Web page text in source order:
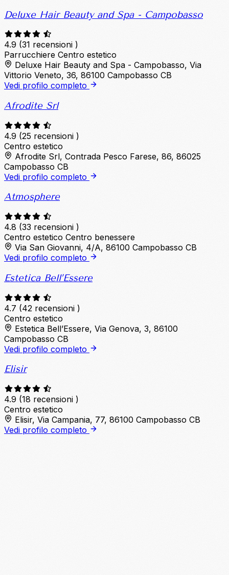
Deluxe Hair Beauty and Spa - Campobasso
4.9 (31 recensioni )
Parrucchiere Centro estetico
Deluxe Hair Beauty and Spa - Campobasso, Via
Vittorio Veneto, 36, 86100 Campobasso CB
Vedi profilo completo
Afrodite Srl
4.9 (25 recensioni )
Centro estetico
Afrodite Srl, Contrada Pesco Farese, 86, 86025
Campobasso CB
Vedi profilo completo
Atmosphere
4.8 (33 recensioni )
Centro estetico Centro benessere
Via San Giovanni, 4/A, 86100 Campobasso CB
Vedi profilo completo
Estetica Bell’Essere
4.7 (42 recensioni )
Centro estetico
Estetica Bell’Essere, Via Genova, 3, 86100
Campobasso CB
Vedi profilo completo
Elisir
4.9 (18 recensioni )
Centro estetico
Elisir, Via Campania, 77, 86100 Campobasso CB
Vedi profilo completo